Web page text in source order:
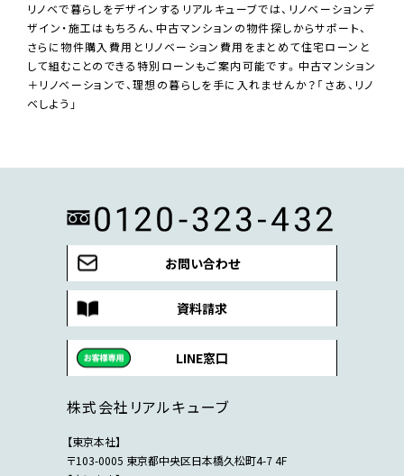
リノベで暮らしをデザインするリアルキューブでは、リノベーションデ
ザイン・施工はもちろん、中古マンションの物件探しからサポート、
さらに物件購入費用とリノベーション費用をまとめて住宅ローンと
して組むことのできる特別ローンもご案内可能です。中古マンション
＋リノベーションで、理想の暮らしを手に入れませんか？「さあ、リノ
ベしよう」
お問い合わせ
資料請求
LINE窓口
株式会社リアルキューブ
【東京本社】
〒103-0005 東京都中央区日本橋久松町4-7 4F